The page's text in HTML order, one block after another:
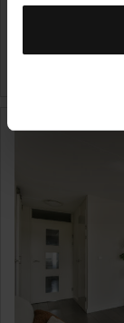
Van